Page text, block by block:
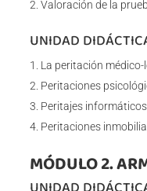
Valoración de la
UNIDAD
La peritación médico-
Peritaciones
Peritajes informáticos
Peritaciones
MÓDULO 2.